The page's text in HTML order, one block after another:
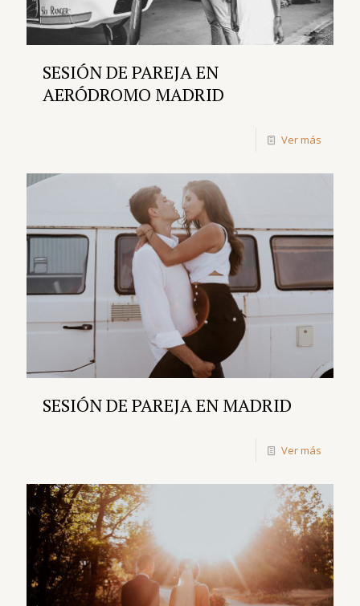
SESIÓN DE PAREJA EN
AERÓDROMO MADRID
Ver más
SESIÓN DE PAREJA EN MADRID
Ver más